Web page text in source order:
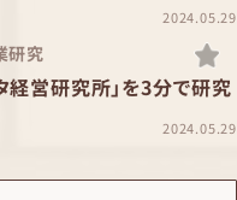
2024.05.29
研究
経営研究所」を3分で研究
2024.05.29